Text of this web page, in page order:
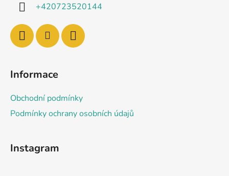
+420723520144
Informace
Obchodní podmínky
Podmínky ochrany osobních údajů
Instagram